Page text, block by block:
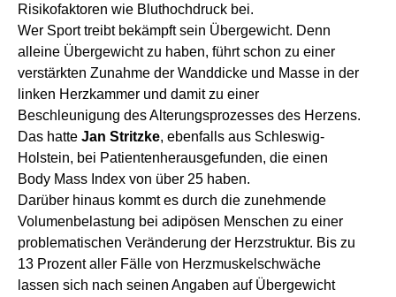
Risikofaktoren wie Bluthochdruck bei.
Wer Sport treibt bekämpft sein Übergewicht. Denn
alleine Übergewicht zu haben, führt schon zu einer
verstärkten Zunahme der Wanddicke und Masse in der
linken Herzkammer und damit zu einer
Beschleunigung des Alterungsprozesses des Herzens.
Das hatte Jan Stritzke, ebenfalls aus Schleswig-
Holstein, bei Patientenherausgefunden, die einen
Body Mass Index von über 25 haben.
Darüber hinaus kommt es durch die zunehmende
Volumenbelastung bei adipösen Menschen zu einer
problematischen Veränderung der Herzstruktur. Bis zu
13 Prozent aller Fälle von Herzmuskelschwäche
lassen sich nach seinen Angaben auf Übergewicht